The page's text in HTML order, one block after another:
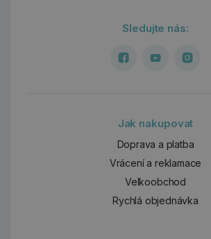
Sledujte nás:
Jak nakupovat
Doprava a platba
Vrácení a reklamace
Velkoobchod
Rychlá objednávka